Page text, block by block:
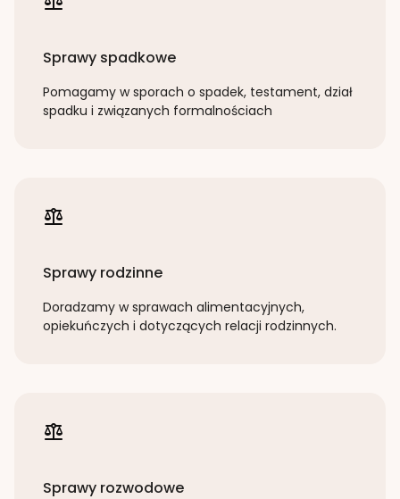
Sprawy spadkowe
Pomagamy w sporach o spadek, testament, dział
spadku i związanych formalnościach
Sprawy rodzinne
Doradzamy w sprawach alimentacyjnych,
opiekuńczych i dotyczących relacji rodzinnych.
Sprawy rozwodowe